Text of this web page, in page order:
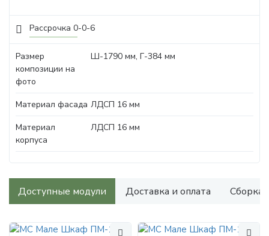
Рассрочка 0-0-6
Размер
композиции на
фото
Ш-1790 мм, Г-384 мм
Материал фасада ЛДСП 16 мм
Материал
корпуса
ЛДСП 16 мм
Доступные модули Доставка и оплата Сборка